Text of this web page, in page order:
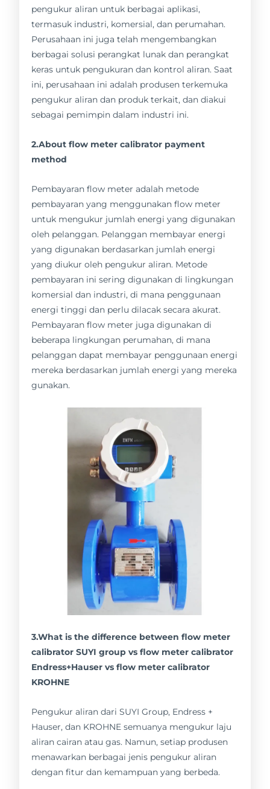
pengukur aliran untuk berbagai aplikasi,
termasuk industri, komersial, dan perumahan.
Perusahaan ini juga telah mengembangkan
berbagai solusi perangkat lunak dan perangkat
keras untuk pengukuran dan kontrol aliran. Saat
ini, perusahaan ini adalah produsen terkemuka
pengukur aliran dan produk terkait, dan diakui
sebagai pemimpin dalam industri ini.
2.About flow meter calibrator payment
method
Pembayaran flow meter adalah metode
pembayaran yang menggunakan flow meter
untuk mengukur jumlah energi yang digunakan
oleh pelanggan. Pelanggan membayar energi
yang digunakan berdasarkan jumlah energi
yang diukur oleh pengukur aliran. Metode
pembayaran ini sering digunakan di lingkungan
komersial dan industri, di mana penggunaan
energi tinggi dan perlu dilacak secara akurat.
Pembayaran flow meter juga digunakan di
beberapa lingkungan perumahan, di mana
pelanggan dapat membayar penggunaan energi
mereka berdasarkan jumlah energi yang mereka
gunakan.
3.What is the difference between flow meter
calibrator SUYI group vs flow meter calibrator
Endress+Hauser vs flow meter calibrator
KROHNE
Pengukur aliran dari SUYI Group, Endress +
Hauser, dan KROHNE semuanya mengukur laju
aliran cairan atau gas. Namun, setiap produsen
menawarkan berbagai jenis pengukur aliran
dengan fitur dan kemampuan yang berbeda.